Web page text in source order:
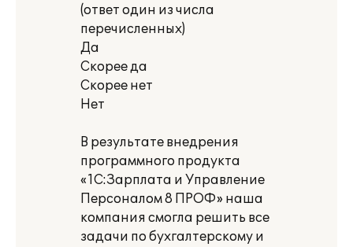
(ответ один из числа
перечисленных)
Да
Скорее да
Скорее нет
Нет
В результате внедрения
программного продукта
«1С:Зарплата и Управление
Персоналом 8 ПРОФ» наша
компания смогла решить все
задачи по бухгалтерскому и